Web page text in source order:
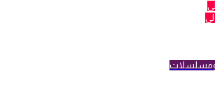
ومسلسلات